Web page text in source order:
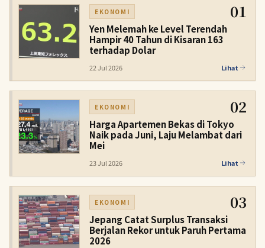
EKONOMI 01
Yen Melemah ke Level Terendah
Hampir 40 Tahun di Kisaran 163
terhadap Dolar
22 Jul 2026 Lihat
EKONOMI 02
Harga Apartemen Bekas di Tokyo
Naik pada Juni, Laju Melambat dari
Mei
23 Jul 2026 Lihat
EKONOMI 03
Jepang Catat Surplus Transaksi
Berjalan Rekor untuk Paruh Pertama
2026